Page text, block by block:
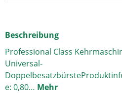
Beschreibung
Professional Class
Universal-
e: 0,80… Mehr